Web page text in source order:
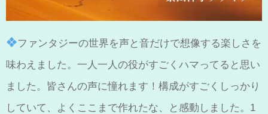
ファンタジーの世界を声と音だけで想像する楽しさを
味わえました。一人一人の役がすごくハマってると思い
ました。皆さんの声に憧れます！構成がすごくしっかり
していて、よくここまで作れたな、と感動しました。1